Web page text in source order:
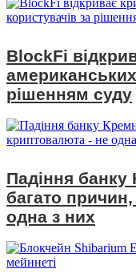
BlockFi
рішенням суду
Падіння банку
багато
одна з них